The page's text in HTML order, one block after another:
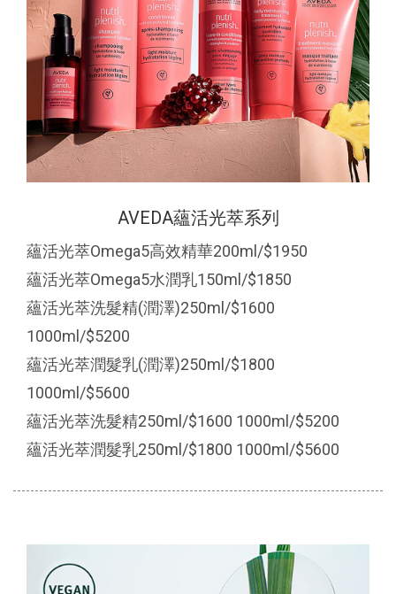
AVEDA蘊活光萃系列
蘊活光萃Omega5高效精華200ml/$1950
蘊活光萃Omega5水潤乳150ml/$1850
蘊活光萃洗髮精(潤澤)250ml/$1600
1000ml/$5200
蘊活光萃潤髮乳(潤澤)250ml/$1800
1000ml/$5600
蘊活光萃洗髮精250ml/$1600 1000ml/$5200
蘊活光萃潤髮乳250ml/$1800 1000ml/$5600